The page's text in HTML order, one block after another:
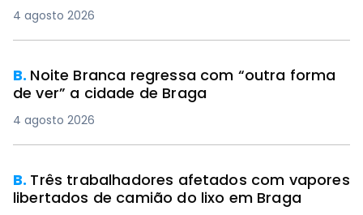
4 agosto 2026
B. Noite Branca regressa com “outra forma
de ver” a cidade de Braga
4 agosto 2026
B. Três trabalhadores afetados com vapores
libertados de camião do lixo em Braga